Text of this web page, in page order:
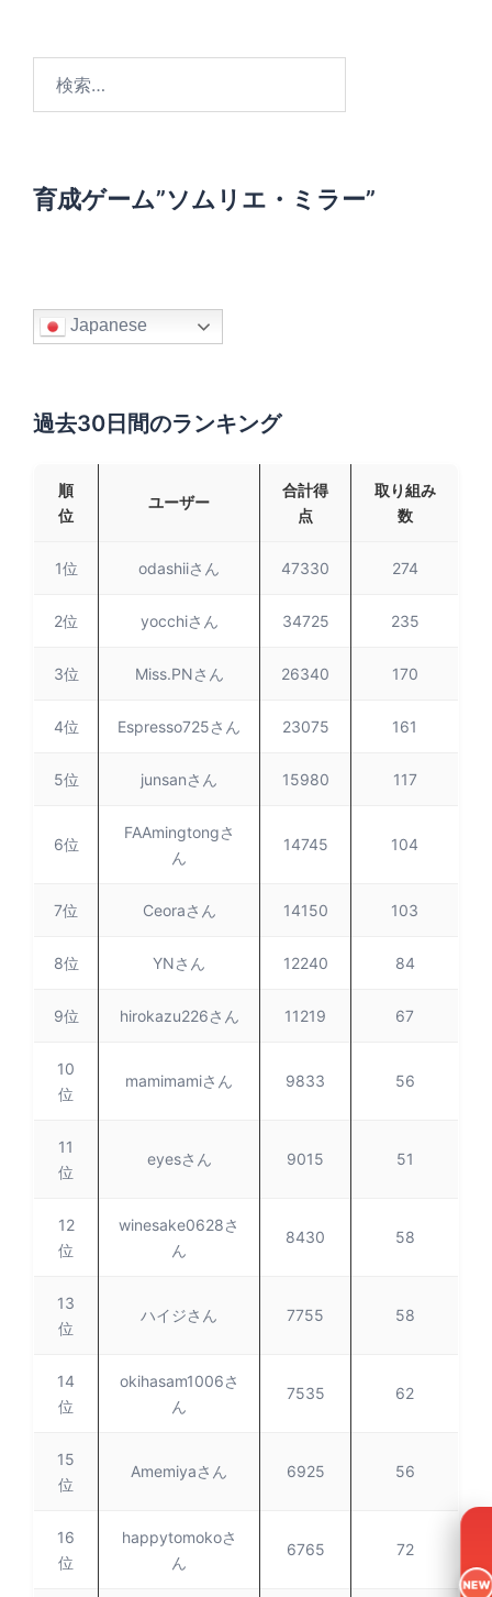
育成ゲーム”ソムリエ・ミラー”
Japanese
過去30日間のランキング
順
位
ユーザー
合計得
点
取り組み
数
1位 odashiiさん 47330 274
2位 yocchiさん 34725 235
3位 Miss.PNさん 26340 170
4位 Espresso725さん 23075 161
5位 junsanさん 15980 117
6位
FAAmingtongさ
ん
14745 104
7位 Ceoraさん 14150 103
8位 YNさん 12240 84
9位 hirokazu226さん 11219 67
10
位
mamimamiさん 9833 56
11
位
eyesさん 9015 51
12
位
winesake0628さ
ん
8430 58
13
位
ハイジさん 7755 58
14
位
okihasam1006さ
ん
7535 62
15
位
Amemiyaさん 6925 56
16
位
happytomokoさ
ん
6765 72
NEW